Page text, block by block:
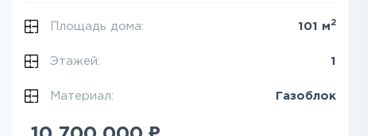
Площадь дома: 101 м 2
Этажей: 1
Материал: Газоблок